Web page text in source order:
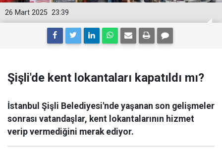
23:39
26 Mart 2025
Şişli'de kent lokantaları kapatıldı mı?
İstanbul Şişli Belediyesi'nde yaşanan son gelişmeler
sonrası vatandaşlar, kent lokantalarının hizmet
verip vermediğini merak ediyor.